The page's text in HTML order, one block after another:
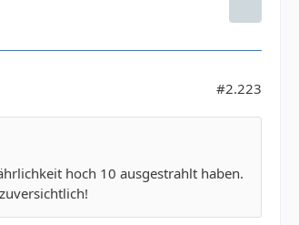
#2.223
hoch 10 ausgestrahlt haben.